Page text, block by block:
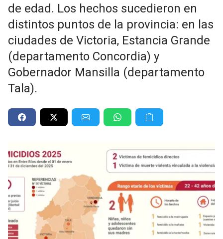
de edad. Los hechos sucedieron en
distintos puntos de la provincia: en las
ciudades de Victoria, Estancia Grande
(departamento Concordia) y
Gobernador Mansilla (departamento
Tala).